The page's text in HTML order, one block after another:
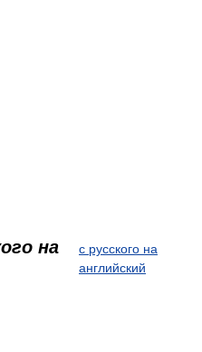
на
с русского на
английский